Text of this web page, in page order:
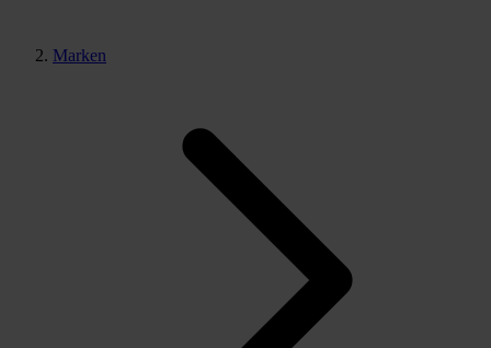
Marken